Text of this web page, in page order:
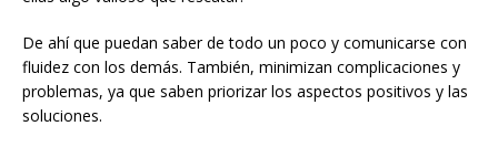
De ahí que puedan saber de todo un poco y comunicarse con
fluidez con los demás. También, minimizan complicaciones y
problemas, ya que saben priorizar los aspectos positivos y las
soluciones.